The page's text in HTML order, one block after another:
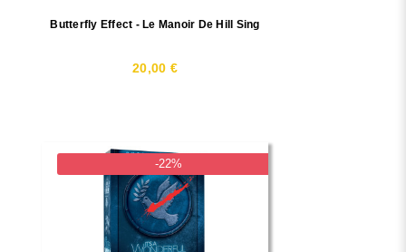
Butterfly Effect - Le Manoir De Hill Sing
20,00 €
-22%